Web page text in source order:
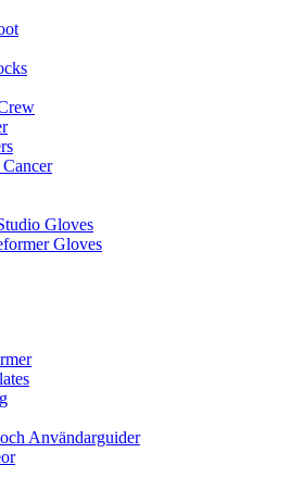
Gloves
Gloves
Användarguider